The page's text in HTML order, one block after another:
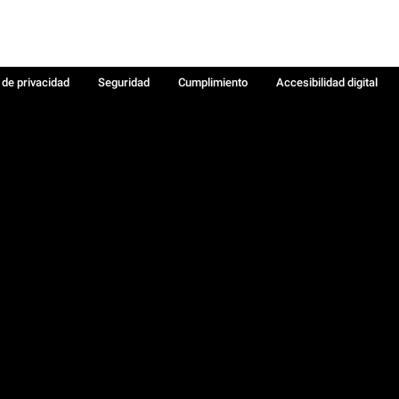
privacidad Seguridad Cumplimiento
Accesibilidad digital